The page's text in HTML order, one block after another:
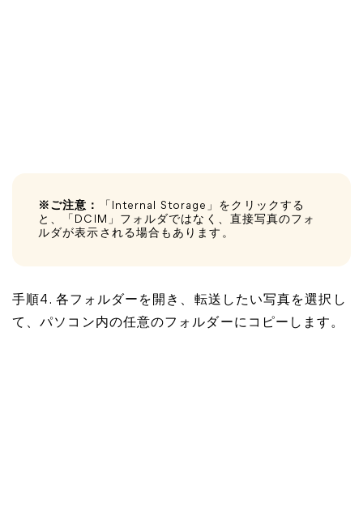
※ご注意：
「Internal Storage」をクリックする
と、「DCIM」フォルダではなく、直接写真のフォ
ルダが表示される場合もあります。
手順4. 各フォルダーを開き、転送したい写真を選択し
て、パソコン内の任意のフォルダーにコピーします。